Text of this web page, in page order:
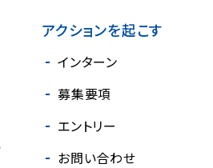
アクションを起こす
インターン
募集要項
エントリー
お問い合わせ